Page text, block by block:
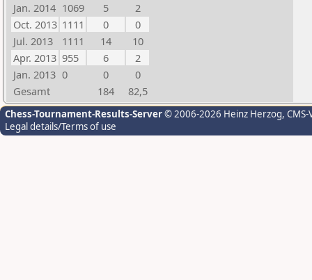
Jan. 2014 1069 5
2
Oct. 2013 1111 0
0
Jul. 2013
1111 14
10
Apr. 2013 955 6
2
Jan. 2013 0 0
0
Gesamt
184 82,5
Chess-Tournament-Results-Server© 2006-2026 Heinz Herzog,
Legal details/Terms of use